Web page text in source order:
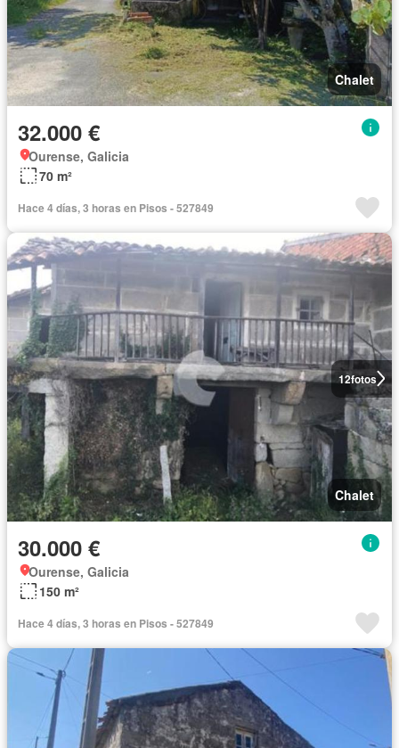
Chalet
32.000 €
Ourense, Galicia
70 m²
Hace 4 días, 3 horas en Pisos - 527849
12fotos
Chalet
30.000 €
Ourense, Galicia
150 m²
Hace 4 días, 3 horas en Pisos - 527849